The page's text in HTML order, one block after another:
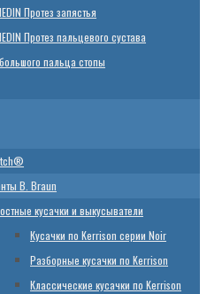
Протез запястья
Протез пальцевого сустава
пальца стопы
B. Braun
кусачки и выкусыватели
Кусачки по Kerrison серии Noir
Разборные кусачки по Kerrison
Классические кусачки по Kerrison